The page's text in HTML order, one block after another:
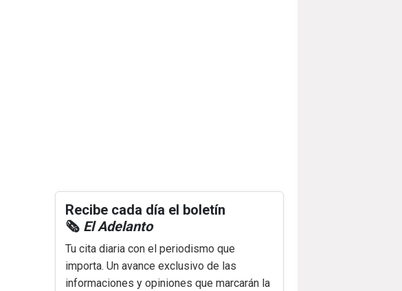
Recibe cada día el boletín
🗞️El Adelanto
Tu cita diaria con el periodismo que
importa. Un avance exclusivo de las
informaciones y opiniones que marcarán la